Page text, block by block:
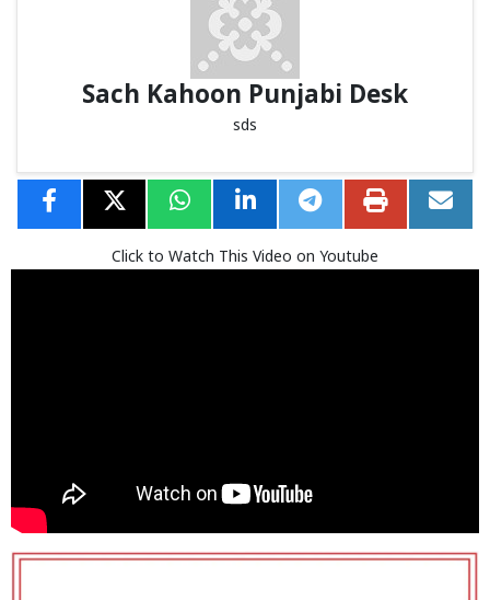
Sach Kahoon Punjabi Desk
sds
Click to Watch This Video on Youtube